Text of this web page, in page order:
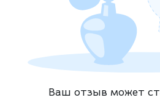
Ваш отзыв может